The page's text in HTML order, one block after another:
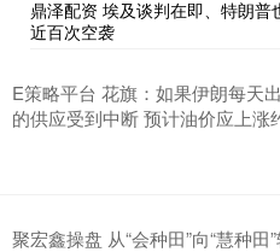
鼎泽配资 埃及谈判在即、特朗
近百次空袭
E策略平台 花旗：如果伊朗每天
的供应受到中断 预计油价应上涨
聚宏鑫操盘 从“会种田”向“慧种田